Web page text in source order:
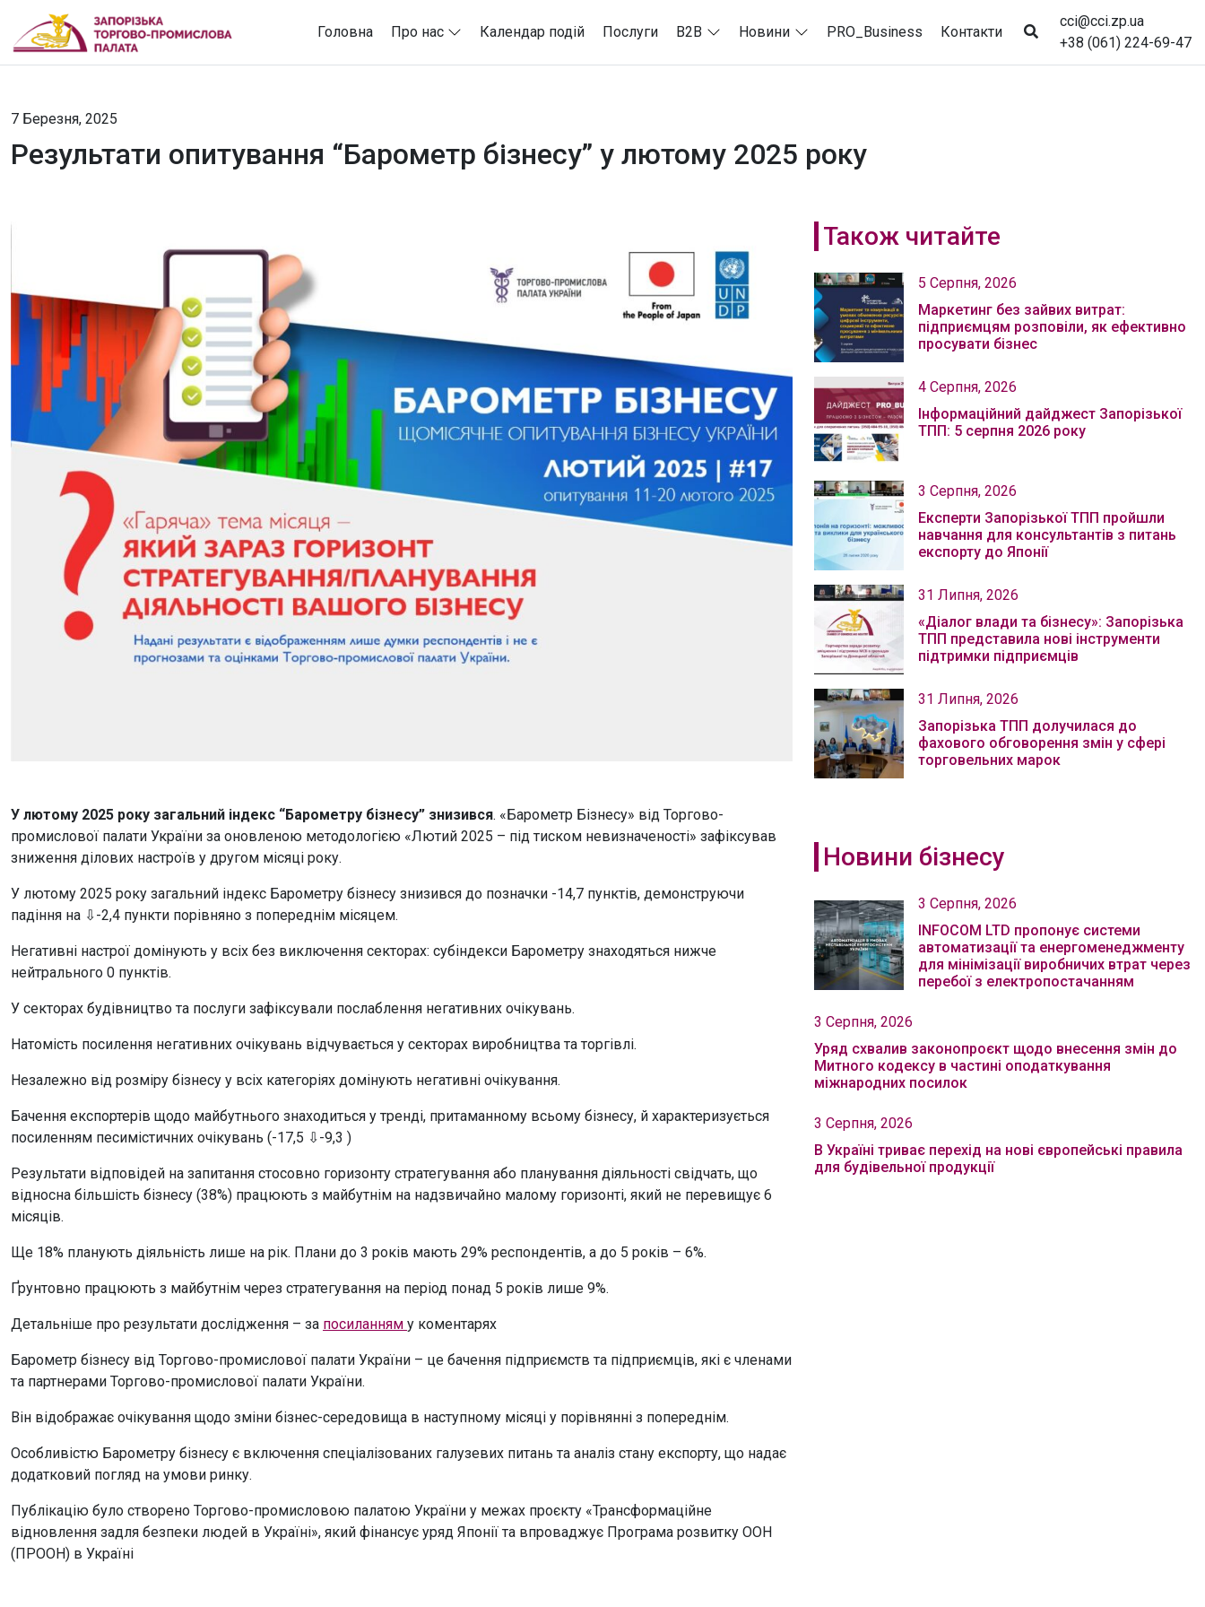
Головна Про нас Календар подій Послуги B2B Новини PRO_Business Контакти
cci@cci.zp.ua
+38 (061) 224-69-47
7 Березня, 2025
Результати опитування “Барометр бізнесу” у лютому 2025 року
У лютому 2025 року загальний індекс “Барометру бізнесу” знизився. «Барометр Бізнесу» від Торгово-
промислової палати України за оновленою методологією «Лютий 2025 – під тиском невизначеності» зафіксував
зниження ділових настроїв у другом місяці року.
У лютому 2025 року загальний індекс Барометру бізнесу знизився до позначки -14,7 пунктів, демонструючи
падіння на ⇩-2,4 пункти порівняно з попереднім місяцем.
Негативні настрої домінують у всіх без виключення секторах: субіндекси Барометру знаходяться нижче
нейтрального 0 пунктів.
У секторах будівництво та послуги зафіксували послаблення негативних очікувань.
Натомість посилення негативних очікувань відчувається у секторах виробництва та торгівлі.
Незалежно від розміру бізнесу у всіх категоріях домінують негативні очікування.
Бачення експортерів щодо майбутнього знаходиться у тренді, притаманному всьому бізнесу, й характеризується
посиленням песимістичних очікувань (-17,5 ⇩-9,3 )
Результати відповідей на запитання стосовно горизонту стратегування або планування діяльності свідчать, що
відносна більшість бізнесу (38%) працюють з майбутнім на надзвичайно малому горизонті, який не перевищує 6
місяців.
Ще 18% планують діяльність лише на рік. Плани до 3 років мають 29% респондентів, а до 5 років – 6%.
Ґрунтовно працюють з майбутнім через стратегування на період понад 5 років лише 9%.
Детальніше про результати дослідження – за посиланням у коментарях
Барометр бізнесу від Торгово-промислової палати України – це бачення підприємств та підприємців, які є членами
та партнерами Торгово-промислової палати України.
Він відображає очікування щодо зміни бізнес-середовища в наступному місяці у порівнянні з попереднім.
Особливістю Барометру бізнесу є включення спеціалізованих галузевих питань та аналіз стану експорту, що надає
додатковий погляд на умови ринку.
Публікацію було створено Торгово-промисловою палатою України у межах проєкту «Трансформаційне
відновлення задля безпеки людей в Україні», який фінансує уряд Японії та впроваджує Програма розвитку ООН
(ПРООН) в Україні
Також читайте
5 Серпня, 2026
Маркетинг без зайвих витрат:
підприємцям розповіли, як ефективно
просувати бізнес
4 Серпня, 2026
Інформаційний дайджест Запорізької
ТПП: 5 серпня 2026 року
3 Серпня, 2026
Експерти Запорізької ТПП пройшли
навчання для консультантів з питань
експорту до Японії
31 Липня, 2026
«Діалог влади та бізнесу»: Запорізька
ТПП представила нові інструменти
підтримки підприємців
31 Липня, 2026
Запорізька ТПП долучилася до
фахового обговорення змін у сфері
торговельних марок
Новини бізнесу
3 Серпня, 2026
INFOCOM LTD пропонує системи
автоматизації та енергоменеджменту
для мінімізації виробничих втрат через
перебої з електропостачанням
3 Серпня, 2026
Уряд схвалив законопроєкт щодо внесення змін до
Митного кодексу в частині оподаткування
міжнародних посилок
3 Серпня, 2026
В Україні триває перехід на нові європейські правила
для будівельної продукції